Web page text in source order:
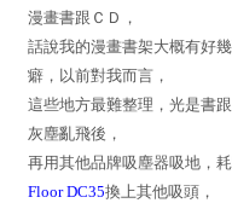
漫畫書跟ＣＤ，
話說我的漫畫書架大概有好
癖，以前對我而言，
這些地方最難整理，光是書
灰塵亂飛後，
再用其他品牌吸塵器吸地，
Floor DC35換上其他吸頭，